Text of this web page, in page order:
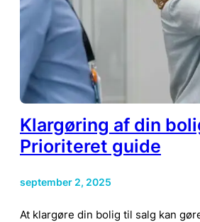
Klargøring af din
Prioriteret guide
september 2, 2025
At klargøre din bolig til salg kan